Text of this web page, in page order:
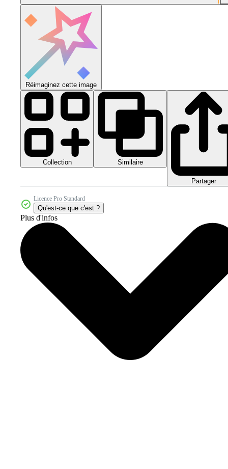
Réimaginez cette image
Collection Similaire
Partager
Licence Pro Standard
Qu'est-ce que c'est ?
Plus d'infos